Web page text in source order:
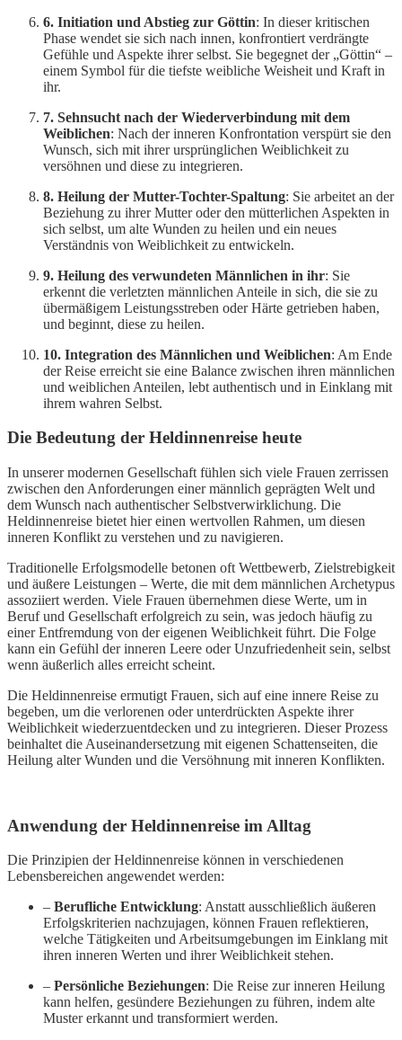
6. Initiation und Abstieg zur Göttin: In dieser kritischen
Phase wendet sie sich nach innen, konfrontiert verdrängte
Gefühle und Aspekte ihrer selbst. Sie begegnet der „Göttin“ –
einem Symbol für die tiefste weibliche Weisheit und Kraft in
ihr.
7. Sehnsucht nach der Wiederverbindung mit dem
Weiblichen: Nach der inneren Konfrontation verspürt sie den
Wunsch, sich mit ihrer ursprünglichen Weiblichkeit zu
versöhnen und diese zu integrieren.
8. Heilung der Mutter-Tochter-Spaltung: Sie arbeitet an der
Beziehung zu ihrer Mutter oder den mütterlichen Aspekten in
sich selbst, um alte Wunden zu heilen und ein neues
Verständnis von Weiblichkeit zu entwickeln.
9. Heilung des verwundeten Männlichen in ihr: Sie
erkennt die verletzten männlichen Anteile in sich, die sie zu
übermäßigem Leistungsstreben oder Härte getrieben haben,
und beginnt, diese zu heilen.
10. Integration des Männlichen und Weiblichen: Am Ende
der Reise erreicht sie eine Balance zwischen ihren männlichen
und weiblichen Anteilen, lebt authentisch und in Einklang mit
ihrem wahren Selbst.
Die Bedeutung der Heldinnenreise heute
In unserer modernen Gesellschaft fühlen sich viele Frauen zerrissen
zwischen den Anforderungen einer männlich geprägten Welt und
dem Wunsch nach authentischer Selbstverwirklichung. Die
Heldinnenreise bietet hier einen wertvollen Rahmen, um diesen
inneren Konflikt zu verstehen und zu navigieren.
Traditionelle Erfolgsmodelle betonen oft Wettbewerb, Zielstrebigkeit
und äußere Leistungen – Werte, die mit dem männlichen Archetypus
assoziiert werden. Viele Frauen übernehmen diese Werte, um in
Beruf und Gesellschaft erfolgreich zu sein, was jedoch häufig zu
einer Entfremdung von der eigenen Weiblichkeit führt. Die Folge
kann ein Gefühl der inneren Leere oder Unzufriedenheit sein, selbst
wenn äußerlich alles erreicht scheint.
Die Heldinnenreise ermutigt Frauen, sich auf eine innere Reise zu
begeben, um die verlorenen oder unterdrückten Aspekte ihrer
Weiblichkeit wiederzuentdecken und zu integrieren. Dieser Prozess
beinhaltet die Auseinandersetzung mit eigenen Schattenseiten, die
Heilung alter Wunden und die Versöhnung mit inneren Konflikten.
Anwendung der Heldinnenreise im Alltag
Die Prinzipien der Heldinnenreise können in verschiedenen
Lebensbereichen angewendet werden:
– Berufliche Entwicklung: Anstatt ausschließlich äußeren
Erfolgskriterien nachzujagen, können Frauen reflektieren,
welche Tätigkeiten und Arbeitsumgebungen im Einklang mit
ihren inneren Werten und ihrer Weiblichkeit stehen.
– Persönliche Beziehungen: Die Reise zur inneren Heilung
kann helfen, gesündere Beziehungen zu führen, indem alte
Muster erkannt und transformiert werden.